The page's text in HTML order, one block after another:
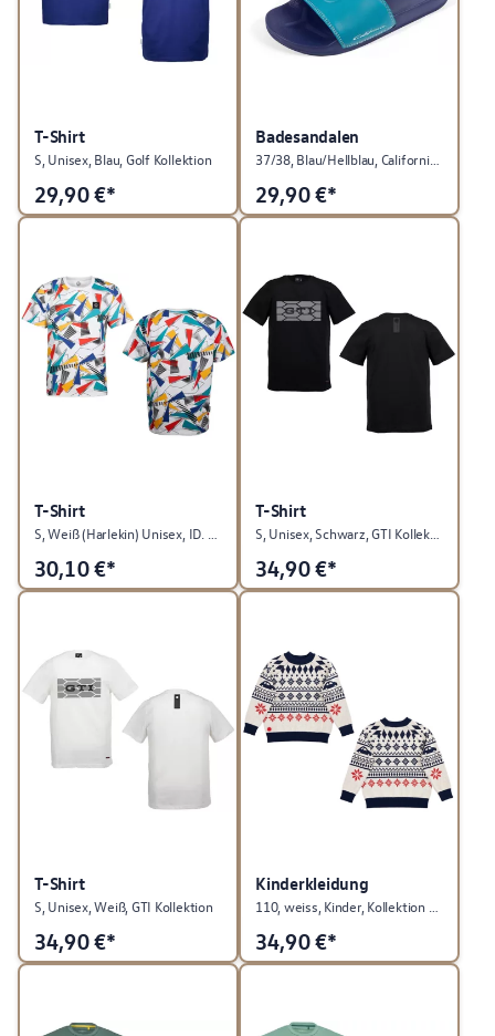
T-Shirt
S, Unisex, Blau, Golf Kollektion
29,90€*
Badesandalen
37/38, Blau/Hellblau, California Kollektion
29,90€*
T-Shirt
30,10€*
T-Shirt
S, Unisex, Schwarz, GTI Kollektion
34,90€*
T-Shirt
S, Unisex, Weiß, GTI Kollektion
34,90€*
Kinderkleidung
110, weiss, Kinder, Kollektion Winter/Weihnachten
34,90€*